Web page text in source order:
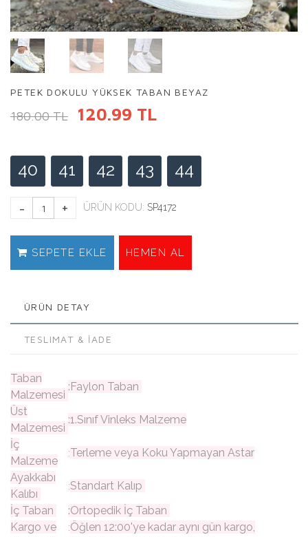
PETEK DOKULU YÜKSEK TABAN BEYAZ
180.00 TL 120.99 TL
40 41 42 43 44
ÜRÜN KODU: SP4172
SEPETE EKLE HEMEN AL
ÜRÜN DETAY
TESLIMAT & İADE
Taban
Malzemesi
:Faylon Taban
Üst
Malzemesi
:1.Sınıf Vinleks Malzeme
İç
Malzeme
:Terleme veya Koku Yapmayan Astar
Ayakkabı
Kalıbı
:Standart Kalıp
İç Taban
:Ortopedik İç Taban
Kargo ve
:Öğlen 12:00'ye kadar aynı gün kargo,